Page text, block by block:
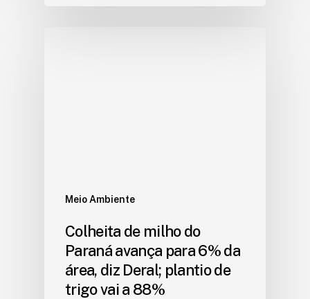
Meio Ambiente
Colheita de milho do
Paraná avança para 6% da
área, diz Deral; plantio de
trigo vai a 88%